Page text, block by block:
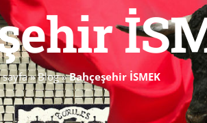
sayfa»Blog»Bahçeşehir İSMEK